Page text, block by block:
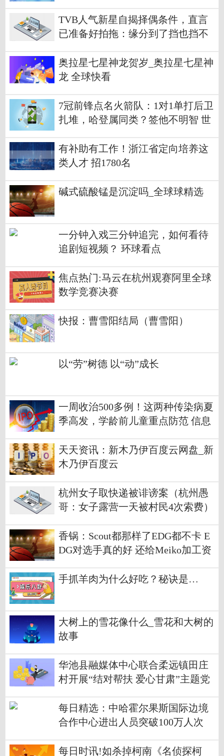
TVB人气新星自揭择偶条件，直言
已准备好拍拖：缘分到了挡也挡不
奥拉星七星神龙贺岁_奥拉星七星神
龙 全球快看
7冠前锋点名火箭队：1对1单打后卫
扎堆，哈登属同类？签他不明智 世
有补助有工作！浙江省定向培养这
类人才 招1780名
碱式硫酸锰是沉淀吗_全球球精选
一分钟入戏三分钟追完，如何看待
追剧短视频？ 环球看点
焦点热门:马云在杭州观赛阿里全球
数学竞赛决赛
快报：曹雪阳结局（曹雪阳）
以“劳”树德 以“动”成长
一周收治500多例！这两种传染病夏
季高发，学龄前儿童重点防范 信息
天天资讯：新木乃伊百度云网盘_新
木乃伊百度云
杭州女子取快递被诽谤案（杭州愚
哥：女子露营一天被村民4次索费）
香锅：Scout都那样了EDG都不卡 E
DG对选手真的好 还给Meiko加工资
手抓羊肉为什么好吃？秘诀是…
大树上的雪花像什么_雪花和大树的
故事
华池县融媒体中心联合柔远镇田庄
村开展“结对帮扶 爱心甘肃”主题党
每日精选：中哈霍尔果斯国际边境
合作中心进出人员突破100万人次
每日时讯!如杀掉柯南《名侦探柯